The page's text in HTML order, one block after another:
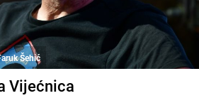
Šehić
Vijećnica